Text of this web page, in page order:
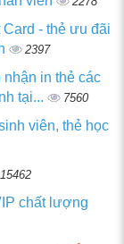
Card - thẻ ưu đãi
2397
nhận in thẻ các
tại...
7560
viên, thẻ học
15462
chất lượng